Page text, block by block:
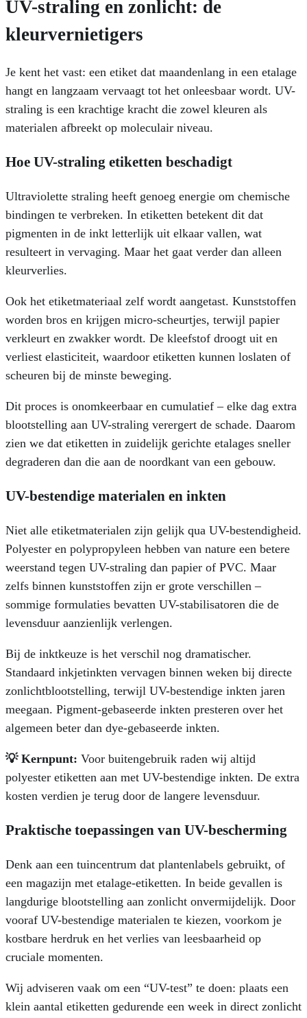
UV-straling en zonlicht: de
kleurvernietigers
Je kent het vast: een etiket dat maandenlang in een etalage
hangt en langzaam vervaagt tot het onleesbaar wordt. UV-
straling is een krachtige kracht die zowel kleuren als
materialen afbreekt op moleculair niveau.
Hoe UV-straling etiketten beschadigt
Ultraviolette straling heeft genoeg energie om chemische
bindingen te verbreken. In etiketten betekent dit dat
pigmenten in de inkt letterlijk uit elkaar vallen, wat
resulteert in vervaging. Maar het gaat verder dan alleen
kleurverlies.
Ook het etiketmateriaal zelf wordt aangetast. Kunststoffen
worden bros en krijgen micro-scheurtjes, terwijl papier
verkleurt en zwakker wordt. De kleefstof droogt uit en
verliest elasticiteit, waardoor etiketten kunnen loslaten of
scheuren bij de minste beweging.
Dit proces is onomkeerbaar en cumulatief – elke dag extra
blootstelling aan UV-straling verergert de schade. Daarom
zien we dat etiketten in zuidelijk gerichte etalages sneller
degraderen dan die aan de noordkant van een gebouw.
UV-bestendige materialen en inkten
Niet alle etiketmaterialen zijn gelijk qua UV-bestendigheid.
Polyester en polypropyleen hebben van nature een betere
weerstand tegen UV-straling dan papier of PVC. Maar
zelfs binnen kunststoffen zijn er grote verschillen –
sommige formulaties bevatten UV-stabilisatoren die de
levensduur aanzienlijk verlengen.
Bij de inktkeuze is het verschil nog dramatischer.
Standaard inkjetinkten vervagen binnen weken bij directe
zonlichtblootstelling, terwijl UV-bestendige inkten jaren
meegaan. Pigment-gebaseerde inkten presteren over het
algemeen beter dan dye-gebaseerde inkten.
💡 Kernpunt: Voor buitengebruik raden wij altijd
polyester etiketten aan met UV-bestendige inkten. De extra
kosten verdien je terug door de langere levensduur.
Praktische toepassingen van UV-bescherming
Denk aan een tuincentrum dat plantenlabels gebruikt, of
een magazijn met etalage-etiketten. In beide gevallen is
langdurige blootstelling aan zonlicht onvermijdelijk. Door
vooraf UV-bestendige materialen te kiezen, voorkom je
kostbare herdruk en het verlies van leesbaarheid op
cruciale momenten.
Wij adviseren vaak om een “UV-test” te doen: plaats een
klein aantal etiketten gedurende een week in direct zonlicht